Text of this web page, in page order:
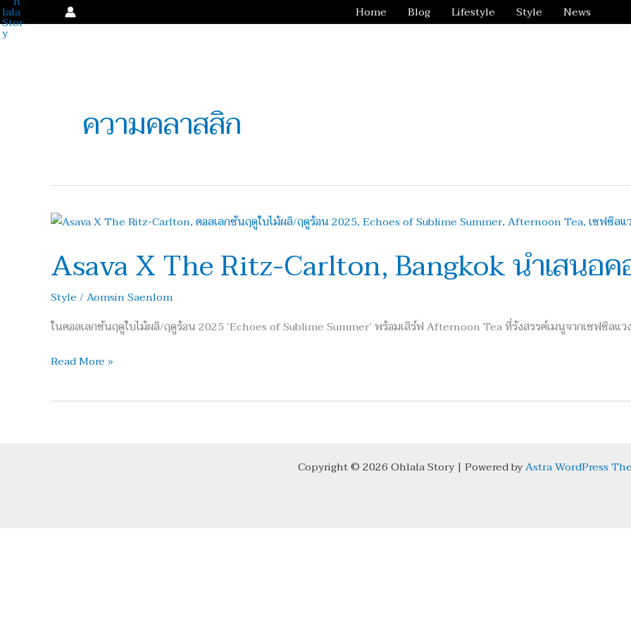
Skip
to
Home Blog Lifestyle Style News
ความคลาสสิก
Asava X The Ritz-Carlton, Bangkok นำเสนอค
Style/Aomsin Saenlom
ในคอลเลกชันฤดูใบไม้ผลิ/ฤดูร้อน 2025 ‘Echoes of Sublime Summer’ พร้อมเสิร์ฟ Afternoon Tea ที่รังสรรค์เมนูจากเชฟซิลแว
Asava
The
Ritz-
Carlton,
Bangkok
นำ
เส
Read More »
Copyright © 2026 Ohlala Story | Powered byAstra WordPress